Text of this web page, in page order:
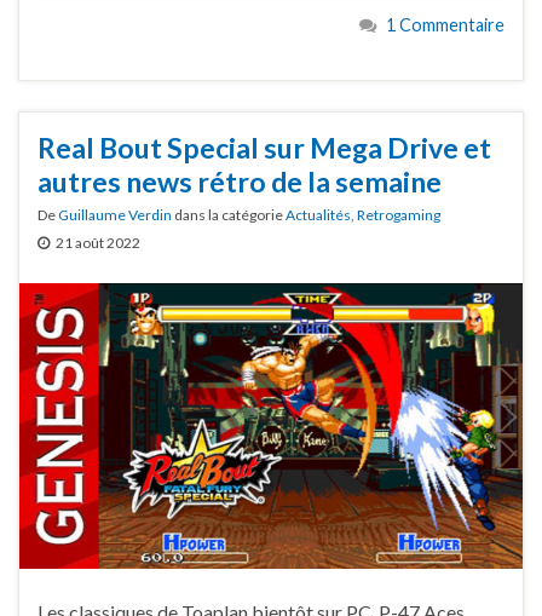
1 Commentaire
Real Bout Special sur Mega Drive et
autres news rétro de la semaine
DeGuillaume Verdin dans la catégorieActualités Retrogaming
21 août 2022